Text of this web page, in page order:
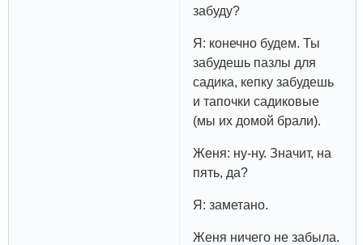
забуду?
Я: конечно будем. Ты
забудешь пазлы для
садика, кепку забудешь
и тапочки садиковые
(мы их домой брали).
Женя: ну-ну. Значит, на
пять, да?
Я: заметано.
Женя ничего не забыла.